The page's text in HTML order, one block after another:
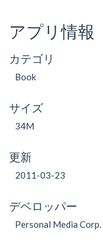
アプリ情報
カテゴリ
Book
サイズ
34M
更新
2011-03-23
デベロッパー
Personal Media Corp.